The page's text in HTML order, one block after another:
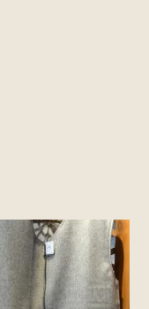
Ce
produit
a
plusieurs